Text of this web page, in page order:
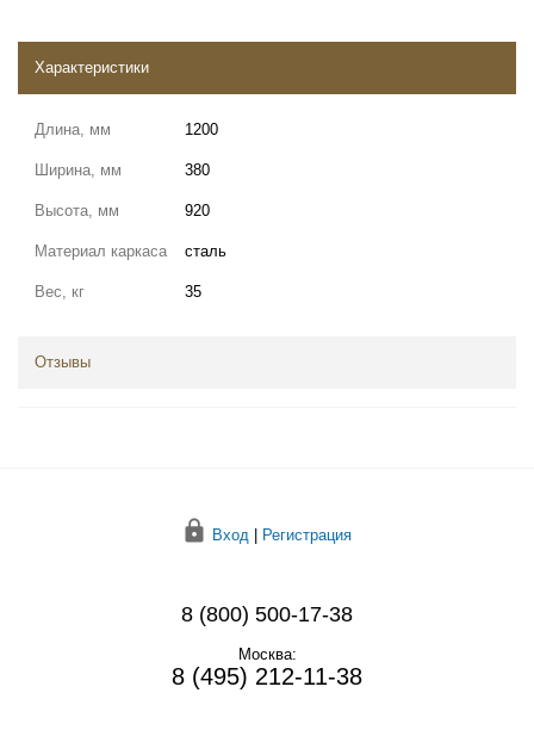
Характеристики
Длина, мм 1200
Ширина, мм 380
Высота, мм 920
Материал каркаса сталь
Вес, кг 35
Отзывы
Вход Регистрация
8 (800) 500-17-38
Москва:
8 (495) 212-11-38